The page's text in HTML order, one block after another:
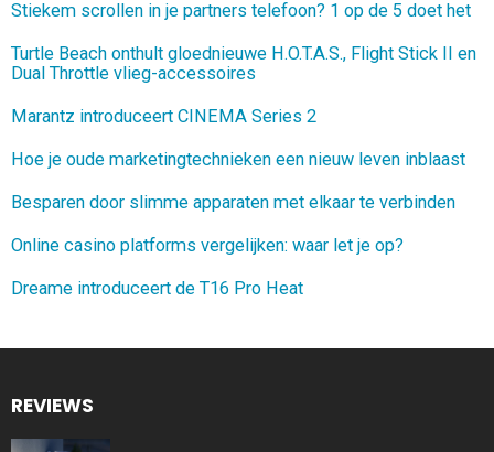
Stiekem scrollen in je partners telefoon? 1 op de 5 doet het
Turtle Beach onthult gloednieuwe H.O.T.A.S., Flight Stick II en
Dual Throttle vlieg-accessoires
Marantz introduceert CINEMA Series 2
Hoe je oude marketingtechnieken een nieuw leven inblaast
Besparen door slimme apparaten met elkaar te verbinden
Online casino platforms vergelijken: waar let je op?
Dreame introduceert de T16 Pro Heat
REVIEWS